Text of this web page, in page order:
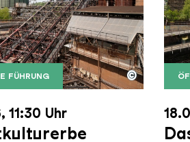
im Hintergrund
Veith
FÜHRUNG
der Völklinger Hütte
Völklinger Hütte |
©
11:30 Uhr
Der